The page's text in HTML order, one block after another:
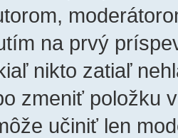
na prvý
nikto zatiaľ
zmeniť položku
učiniť len